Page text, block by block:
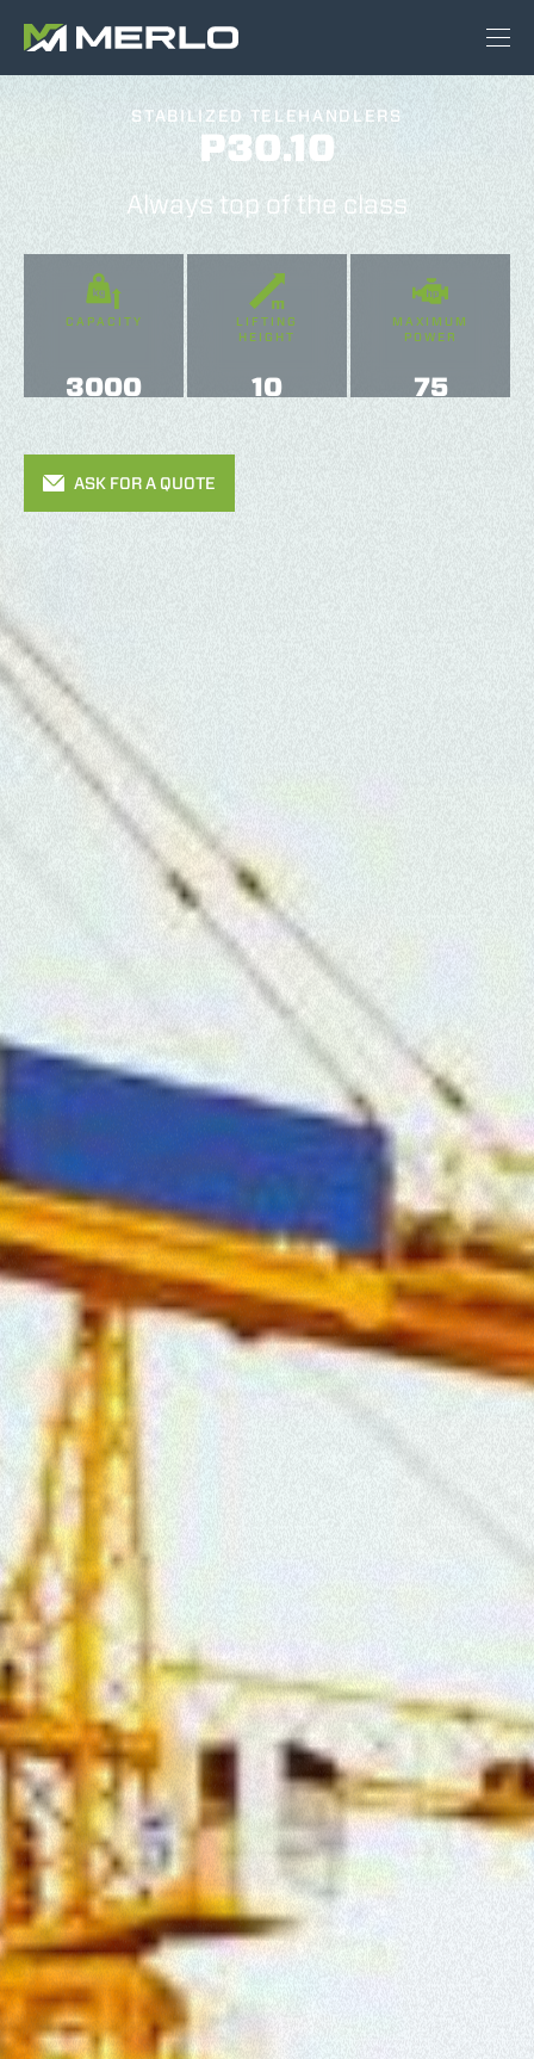
STABILIZED TELEHANDLERS
P30.10
Always top of the class
CAPACITY
3000
LIFTING
HEIGHT
10
MAXIMUM
POWER
75
ASK FOR A QUOTE